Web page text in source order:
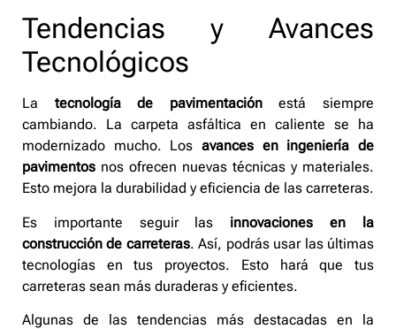
Tendencias y Avances
Tecnológicos
La tecnología de pavimentaciónestá siempre
cambiando. La carpeta asfáltica en caliente se ha
modernizado mucho. Los avances en ingeniería de
pavimentos nos ofrecen nuevas técnicas y materiales.
Esto mejora la durabilidad y eficiencia de las carreteras.
Es importante seguir las innovaciones en la
construcción de carreteras. Así, podrás usar las últimas
tecnologías en tus proyectos. Esto hará que tus
carreteras sean más duraderas y eficientes.
Algunas de las tendencias más destacadas en la